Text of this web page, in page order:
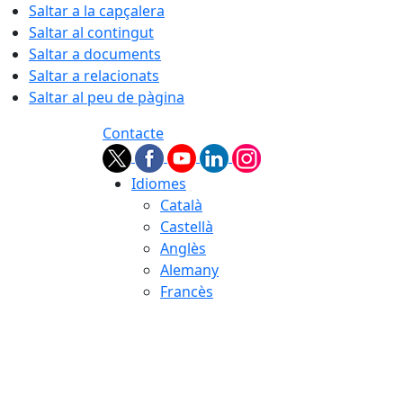
Saltar a la capçalera
Saltar al contingut
Saltar a documents
Saltar a relacionats
Saltar al peu de pàgina
Contacte
Idiomes
Català
Castellà
Anglès
Alemany
Francès